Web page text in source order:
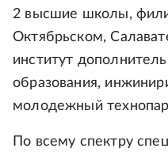
2 высшие школы,
Октябрьском,
институт
образования,
молодежный
По всему спектру